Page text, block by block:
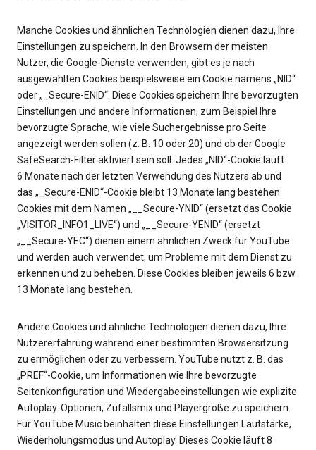
Manche Cookies und ähnlichen Technologien dienen dazu, Ihre
Einstellungen zu speichern. In den Browsern der meisten
Nutzer, die Google-Dienste verwenden, gibt es je nach
ausgewählten Cookies beispielsweise ein Cookie namens „NID“
oder „_Secure-ENID“. Diese Cookies speichern Ihre bevorzugten
Einstellungen und andere Informationen, zum Beispiel Ihre
bevorzugte Sprache, wie viele Suchergebnisse pro Seite
angezeigt werden sollen (z. B. 10 oder 20) und ob der Google
SafeSearch-Filter aktiviert sein soll. Jedes „NID“-Cookie läuft
6 Monate nach der letzten Verwendung des Nutzers ab und
das „_Secure-ENID“-Cookie bleibt 13 Monate lang bestehen.
Cookies mit dem Namen „__Secure-YNID“ (ersetzt das Cookie
„VISITOR_INFO1_LIVE“) und „__Secure-YENID“ (ersetzt
„__Secure-YEC“) dienen einem ähnlichen Zweck für YouTube
und werden auch verwendet, um Probleme mit dem Dienst zu
erkennen und zu beheben. Diese Cookies bleiben jeweils 6 bzw.
13 Monate lang bestehen.
Andere Cookies und ähnliche Technologien dienen dazu, Ihre
Nutzererfahrung während einer bestimmten Browsersitzung
zu ermöglichen oder zu verbessern. YouTube nutzt z. B. das
„PREF“-Cookie, um Informationen wie Ihre bevorzugte
Seitenkonfiguration und Wiedergabeeinstellungen wie explizite
Autoplay-Optionen, Zufallsmix und Playergröße zu speichern.
Für YouTube Music beinhalten diese Einstellungen Lautstärke,
Wiederholungsmodus und Autoplay. Dieses Cookie läuft 8